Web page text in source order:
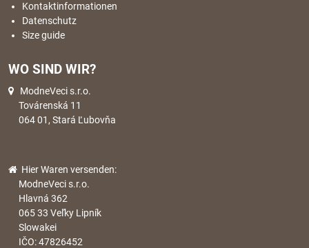
Kontaktinformationen
Datenschutz
Size guide
WO SIND WIR?
ModneVeci s.r.o.
Továrenská 11
064 01, Stará Ľubovňa
Hier Waren versenden:
ModneVeci s.r.o.
Hlavná 362
065 33 Veľky Lipník
Slowakei
IČO: 47826452